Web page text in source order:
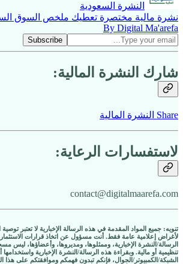
النشرة السعودية
نشرة مالية مختصرة تعطيك ملخص السوق
By Digital Ma'arefa
شارك النشرة المالية:
Share النشرة المالية
لاستفسارات الرعاية:
contact@digitalmaarefa.com
تنويه: جميع المواد المقدمة في هذه الرسالة الإخبارية لا تعتبر
لأغراض إعلامية عامة فقط. أنت مسؤول عن اتخاذ قرارات
الرسالة/النشرة الإخبارية، وممثلوها، ومديروها، وأعضاؤها،
تنظيمية أو مالية. وبقراءة هذه الرسالة/النشرة الإخبارية
الشبكة/الكمبيوتر/الجوال، فإنكم تبدون فهمكم وموافقتكم على هذا